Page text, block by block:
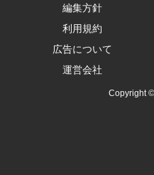
編集方針
利用規約
広告について
運営会社
Copyright